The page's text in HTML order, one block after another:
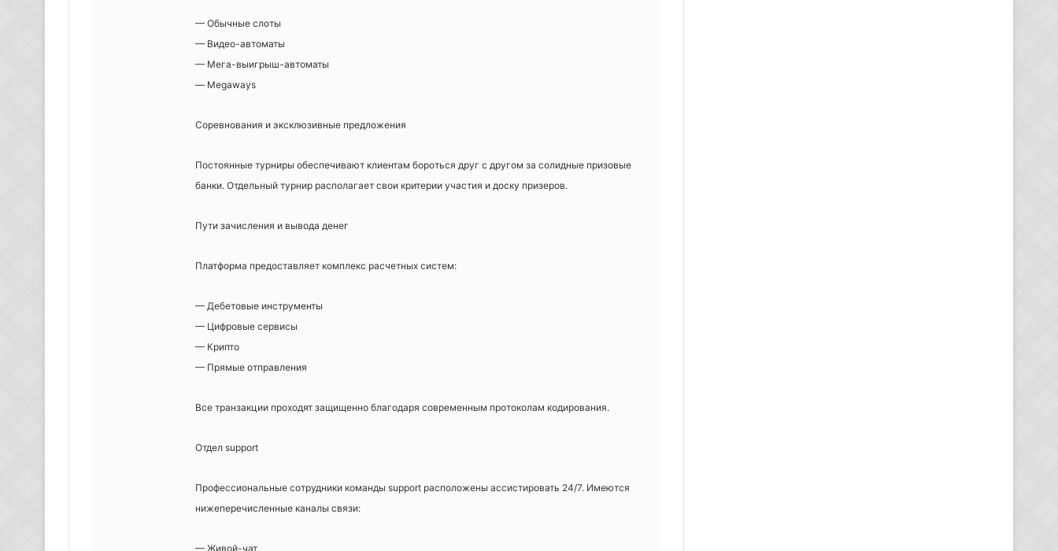
— Обычные слоты
— Видео-автоматы
— Мега-выигрыш-автоматы
— Megaways
Соревнования и эксклюзивные предложения
Постоянные турниры обеспечивают клиентам бороться друг с другом за солидные призовые
банки. Отдельный турнир располагает свои критерии участия и доску призеров.
Пути зачисления и вывода денег
Платформа предоставляет комплекс расчетных систем:
— Дебетовые инструменты
— Цифровые сервисы
— Крипто
— Прямые отправления
Все транзакции проходят защищенно благодаря современным протоколам кодирования.
Отдел support
Профессиональные сотрудники команды support расположены ассистировать 24/7. Имеются
нижеперечисленные каналы связи:
— Живой-чат